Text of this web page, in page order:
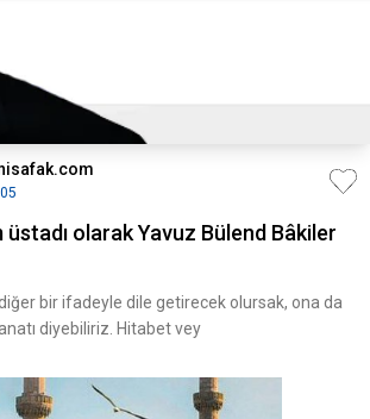
üstadı olarak Yavuz Bülend Bâkiler
diğer bir ifadeyle dile getirecek olursak, ona da
diyebiliriz. Hitabet vey